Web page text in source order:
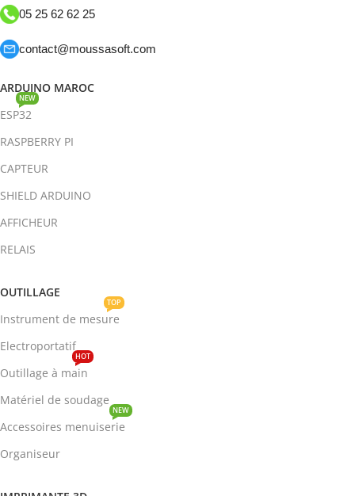
05 25 62 62 25
contact@moussasoft.com
ARDUINO MAROC
ESP32
NEW
RASPBERRY PI
CAPTEUR
SHIELD ARDUINO
AFFICHEUR
RELAIS
OUTILLAGE
Instrument de mesure
TOP
Electroportatif
Outillage à main
HOT
Matériel de soudage
Accessoires menuiserie
NEW
Organiseur